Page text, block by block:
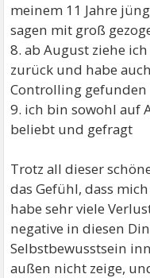
meinem 11 Jahre
sagen mit groß
8. ab August ziehe
zurück und habe
Controlling gefunden
9. ich bin sowohl auf
beliebt und gefragt
Trotz all dieser
das Gefühl, dass
habe sehr viele
negative in diesen
Selbstbewusstsein
außen nicht zeige,